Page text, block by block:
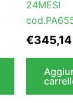
24MESI
€345,14